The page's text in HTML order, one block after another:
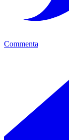
Commenta